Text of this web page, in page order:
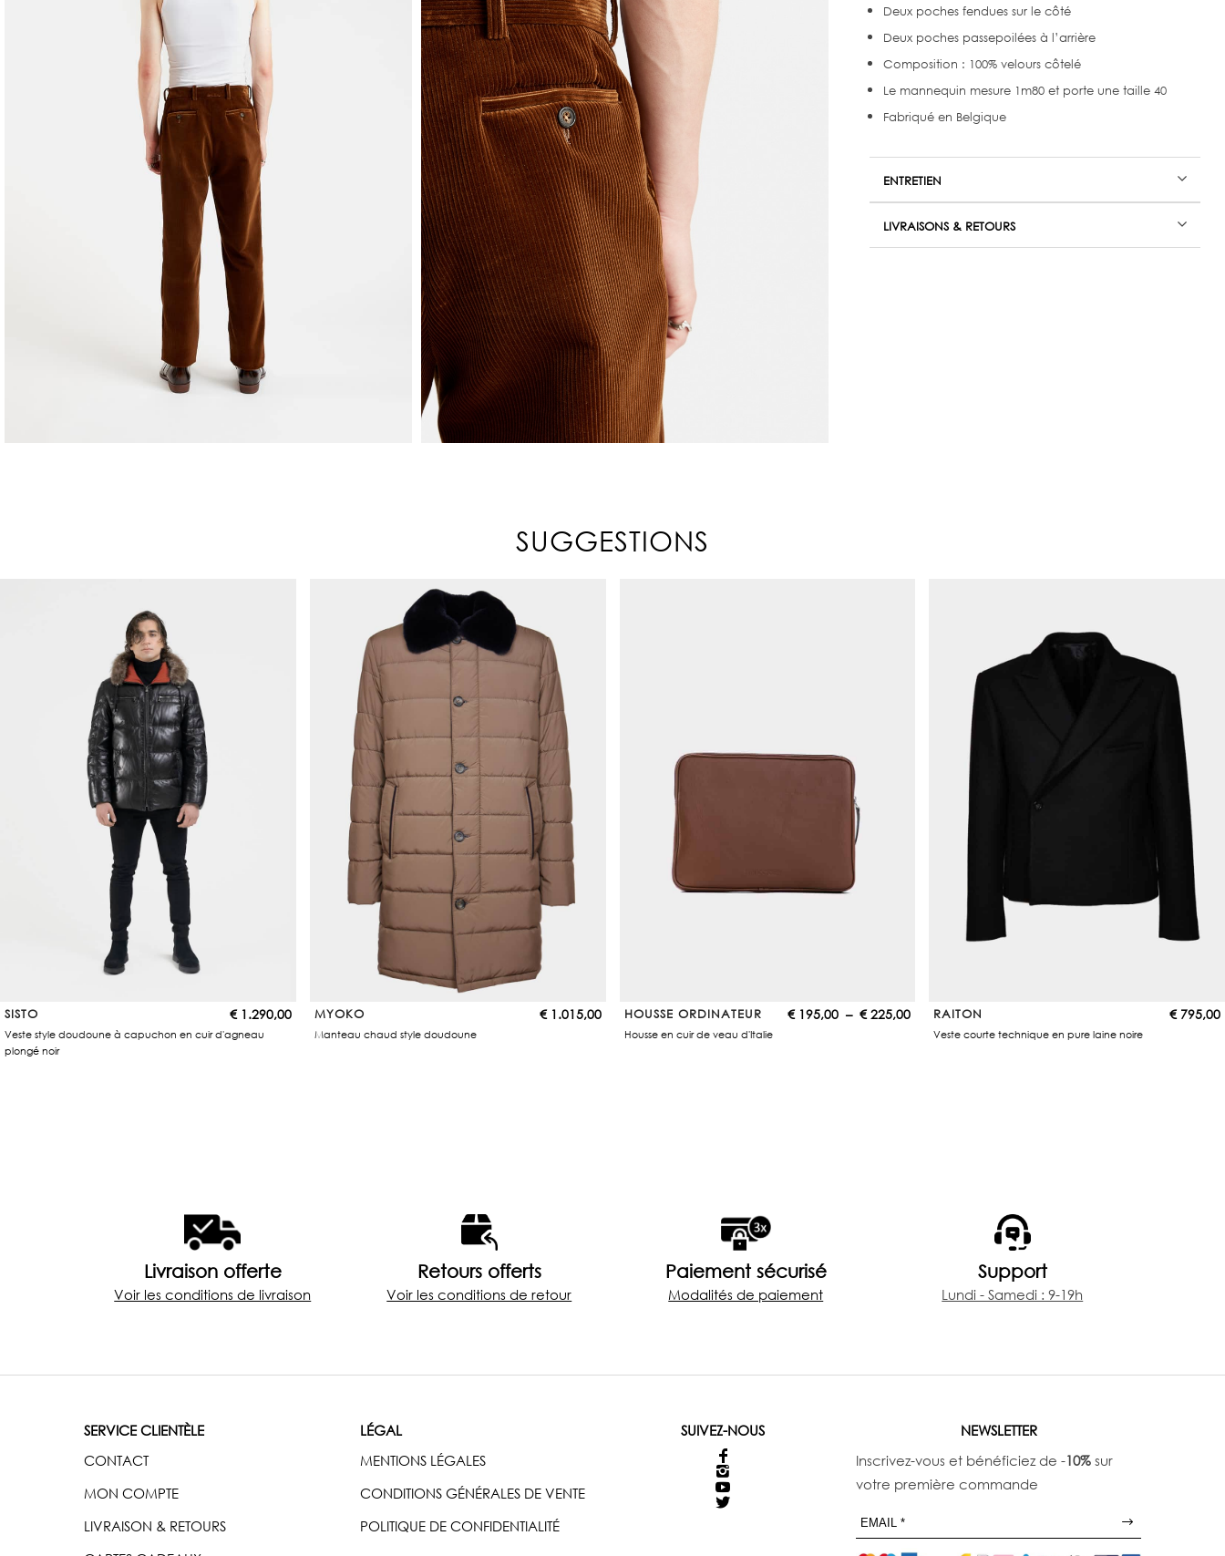
Deux poches fendues sur le côté
Deux poches passepoilées à l’arrière
Composition : 100% velours côtelé
Le mannequin mesure 1m80 et porte une taille 40
Fabriqué en Belgique
ENTRETIEN
LIVRAISONS & RETOURS
SUGGESTIONS
SISTO
Veste style doudoune à capuchon en cuir d'agneau
plongé noir
€1.290,00 MYOKO
Manteau chaud style doudoune
€1.015,00 HOUSSE ORDINATEUR
Housse en cuir de veau d'Italie
€195,00 – €225,00P
€
,
0
RAITON
Veste courte technique en pure laine noire
€795,00
Livraison offerte
Voir les conditions de livraison
Retours offerts
Voir les conditions de retour
Paiement sécurisé
Modalités de paiement
Support
Lundi - Samedi : 9-19h
SERVICE CLIENTÈLE
CONTACT
MON COMPTE
LIVRAISON & RETOURS
LÉGAL
MENTIONS LÉGALES
CONDITIONS GÉNÉRALES DE VENTE
POLITIQUE DE CONFIDENTIALITÉ
SUIVEZ-NOUS
NEWSLETTER
Inscrivez-vous et bénéficiez de -10% sur
votre première commande